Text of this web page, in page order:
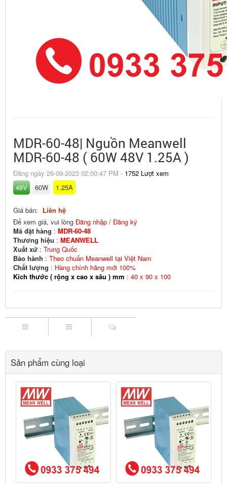
MDR-60-48| Nguồn Meanwell
MDR-60-48 ( 60W 48V 1.25A )
Đăng ngày 26-09-2023 02:00:47 PM - 1752 Lượt xem
48V
60W 1.25A
Giá bán: Liên hệ
Để xem giá, vui lòng Đăng nhập / Đăng ký
Mã đặt hàng : MDR-60-48
Thương hiệu : MEANWELL
Xuất xứ: Trung Quốc
Bảo hành : Theo chuẩn Meanwell tại Việt Nam
Chất lượng : Hàng chính hãng mới 100%
Kích thước ( rộng x cao x sâu ) mm : 40 x 90 x 100
Sản phẩm cùng loại